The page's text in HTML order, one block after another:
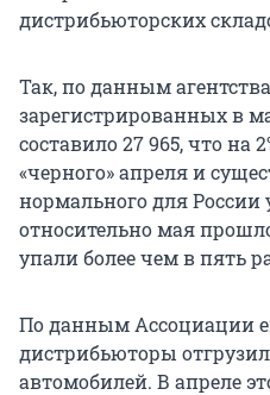
дистрибьюторских
Так, по данным
зарегистрированных в
составило 27 965, что на
«черного» апреля и
нормального для
относительно мая
упали более чем в пять
По данным Ассоциации
дистрибьюторы
автомобилей. В апреле